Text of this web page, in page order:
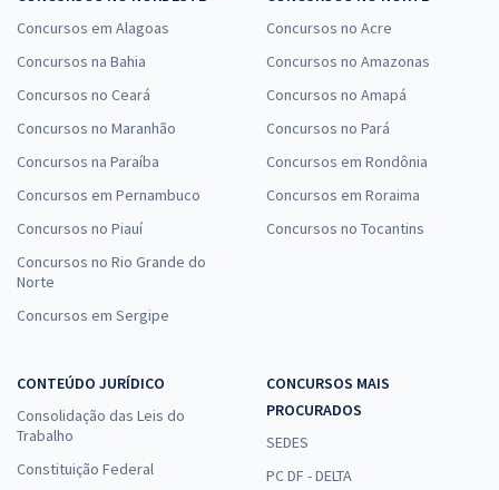
Concursos em Alagoas
Concursos na Bahia
Concursos no Ceará
Concursos no Maranhão
Concursos na Paraíba
Concursos em Pernambuco
Concursos no Piauí
Concursos no Rio Grande do
Norte
Concursos em Sergipe
Concursos no Acre
Concursos no Amazonas
Concursos no Amapá
Concursos no Pará
Concursos em Rondônia
Concursos em Roraima
Concursos no Tocantins
CONTEÚDO JURÍDICO
Consolidação das Leis do
Trabalho
Constituição Federal
CONCURSOS MAIS
PROCURADOS
SEDES
PC DF - DELTA